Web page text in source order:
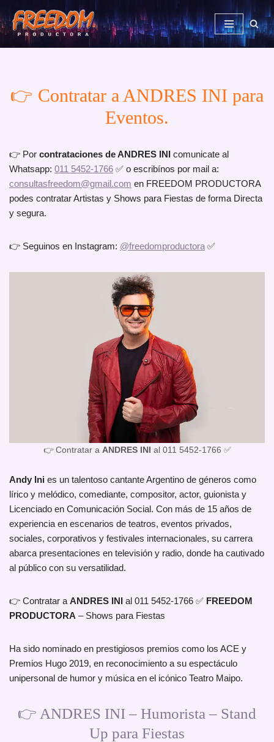
Saltar
al
👉 Contratar a ANDRES INI para
Eventos.
👉 Por contrataciones de ANDRES INI comunicate al
Whatsapp: 011 5452-1766 ✅ o escribínos por mail a:
consultasfreedom@gmail.com en FREEDOM PRODUCTORA
podes contratar Artistas y Shows para Fiestas de forma Directa
y segura.
👉 Seguinos en Instagram: @freedomproductora ✅
👉 Contratar a ANDRES INI al 011 5452-1766 ✅
Andy Ini es un talentoso cantante Argentino de géneros como
lírico y melódico, comediante, compositor, actor, guionista y
Licenciado en Comunicación Social. Con más de 15 años de
experiencia en escenarios de teatros, eventos privados,
sociales, corporativos y festivales internacionales, su carrera
abarca presentaciones en televisión y radio, donde ha cautivado
al público con su versatilidad.
👉 Contratar a ANDRES INI al 011 5452-1766 ✅ FREEDOM
PRODUCTORA – Shows para Fiestas
Ha sido nominado en prestigiosos premios como los ACE y
Premios Hugo 2019, en reconocimiento a su espectáculo
unipersonal de humor y música en el icónico Teatro Maipo.
👉 ANDRES INI – Humorista – Stand
Up para Fiestas